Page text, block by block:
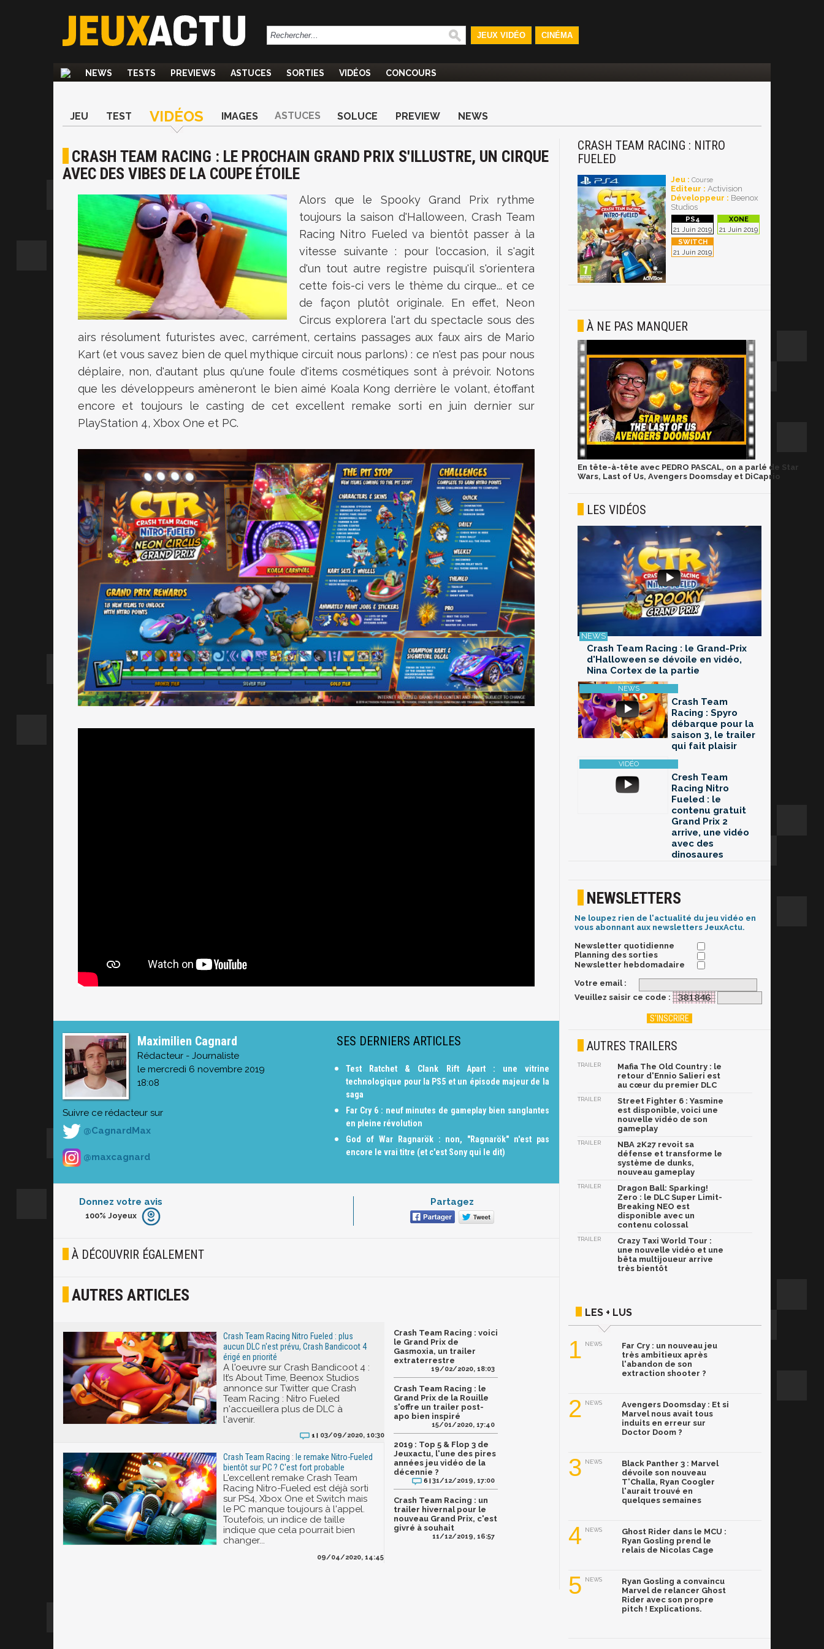
JEUX VIDÉO CINÉMA
NEWS TESTS PREVIEWS ASTUCES SORTIES VIDÉOS CONCOURS
JEU TEST VIDÉOS IMAGES ASTUCES SOLUCE PREVIEW NEWS
CRASH TEAM RACING : LE PROCHAIN GRAND PRIX S'ILLUSTRE, UN CIRQUE
AVEC DES VIBES DE LA COUPE ÉTOILE
Alors que le Spooky Grand Prix rythme
toujours la saison d'Halloween, Crash Team
Racing Nitro Fueled va bientôt passer à la
vitesse suivante : pour l'occasion, il s'agit
d'un tout autre registre puisqu'il s'orientera
cette fois-ci vers le thème du cirque... et ce
de façon plutôt originale. En effet, Neon
Circus explorera l'art du spectacle sous des
airs résolument futuristes avec, carrément, certains passages aux faux airs de Mario
Kart (et vous savez bien de quel mythique circuit nous parlons) : ce n'est pas pour nous
déplaire, non, d'autant plus qu'une foule d'items cosmétiques sont à prévoir. Notons
que les développeurs amèneront le bien aimé Koala Kong derrière le volant, étoffant
encore et toujours le casting de cet excellent remake sorti en juin dernier sur
PlayStation 4, Xbox One et PC.
Maximilien Cagnard
Rédacteur - Journaliste
le mercredi 6 novembre 2019
18:08
Suivre ce rédacteur sur
@CagnardMax
@maxcagnard
SES DERNIERS ARTICLES
Test Ratchet & Clank Rift Apart : une vitrine
technologique pour la PS5 et un épisode majeur de la
saga
Far Cry 6 : neuf minutes de gameplay bien sanglantes
en pleine révolution
God of War Ragnarök : non, "Ragnarök" n'est pas
encore le vrai titre (et c'est Sony qui le dit)
Donnez votre avis
Furieux
Joyeux
100% Joyeux
Partagez
À DÉCOUVRIR ÉGALEMENT
AUTRES ARTICLES
Crash Team Racing Nitro Fueled : plus
aucun DLC n'est prévu, Crash Bandicoot 4
érigé en priorité
A l'oeuvre sur Crash Bandicoot 4 :
It’s About Time, Beenox Studios
annonce sur Twitter que Crash
Team Racing : Nitro Fueled
n'accueillera plus de DLC à
l'avenir.
1 | 03/09/2020, 10:30
Crash Team Racing : le remake Nitro-Fueled
bientôt sur PC ? C'est fort probable
L'excellent remake Crash Team
Racing Nitro-Fueled est déjà sorti
sur PS4, Xbox One et Switch mais
le PC manque toujours à l'appel.
Toutefois, un indice de taille
indique que cela pourrait bien
changer...
09/04/2020, 14:45
Crash Team Racing : voici
le Grand Prix de
Gasmoxia, un trailer
extraterrestre
19/02/2020, 18:03
Crash Team Racing : le
Grand Prix de la Rouille
s'offre un trailer post-
apo bien inspiré
15/01/2020, 17:40
2019 : Top 5 & Flop 3 de
Jeuxactu, l'une des pires
années jeu vidéo de la
décennie ?
6 |31/12/2019, 17:00
Crash Team Racing : un
trailer hivernal pour le
nouveau Grand Prix, c'est
givré à souhait
11/12/2019, 16:57
CRASH TEAM RACING : NITRO
FUELED
Jeu : Course
Editeur : Activision
Développeur : Beenox
Studios
21 Juin 2019 21 Juin 2019
21 Juin 2019
À NE PAS MANQUER
En tête-à-tête avec PEDRO PASCAL, on a parlé de Star
Wars, Last of Us, Avengers Doomsday et DiCaprio
LES VIDÉOS
Crash Team Racing : le Grand-Prix
d'Halloween se dévoile en vidéo,
Nina Cortex de la partie
Crash Team
Racing : Spyro
débarque pour la
saison 3, le trailer
qui fait plaisir
Cresh Team
Racing Nitro
Fueled : le
contenu gratuit
Grand Prix 2
arrive, une vidéo
avec des
dinosaures
NEWSLETTERS
Ne loupez rien de l'actualité du jeu vidéo en
vous abonnant aux newsletters JeuxActu.
Newsletter quotidienne
Planning des sorties
Newsletter hebdomadaire
Votre email :
Veuillez saisir ce code :
AUTRES TRAILERS
TRAILER
Mafia The Old Country : le
retour d'Ennio Salieri est
au cœur du premier DLC
TRAILER
Street Fighter 6 : Yasmine
est disponible, voici une
nouvelle vidéo de son
gameplay
TRAILER
NBA 2K27 revoit sa
défense et transforme le
système de dunks,
nouveau gameplay
TRAILER
Dragon Ball: Sparking!
Zero : le DLC Super Limit-
Breaking NEO est
disponible avec un
contenu colossal
TRAILER
Crazy Taxi World Tour :
une nouvelle vidéo et une
bêta multijoueur arrive
très bientôt
LES + LUS
1 NEWS
Far Cry : un nouveau jeu
très ambitieux après
l'abandon de son
extraction shooter ?
2 NEWS
Avengers Doomsday : Et si
Marvel nous avait tous
induits en erreur sur
Doctor Doom ?
3 NEWS
Black Panther 3 : Marvel
dévoile son nouveau
T'Challa, Ryan Coogler
l'aurait trouvé en
quelques semaines
4 NEWS
Ghost Rider dans le MCU :
Ryan Gosling prend le
relais de Nicolas Cage
5 NEWS
Ryan Gosling a convaincu
Marvel de relancer Ghost
Rider avec son propre
pitch ! Explications.